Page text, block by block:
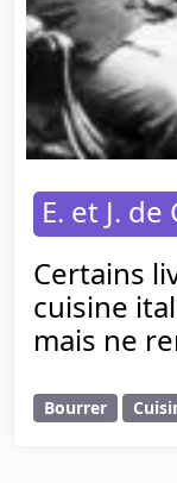
E. et J.
Certains
cuisine
mais ne
Bourrer